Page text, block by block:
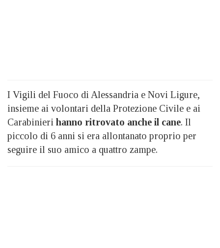
I Vigili del Fuoco di Alessandria e Novi Ligure,
insieme ai volontari della Protezione Civile e ai
Carabinieri hanno ritrovato anche il cane. Il
piccolo di 6 anni si era allontanato proprio per
seguire il suo amico a quattro zampe.